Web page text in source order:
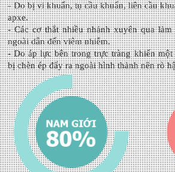
- Do bị vi khuẩn, tụ cầu khuẩn, liên cầu
apxe.
- Các cơ thắt nhiều nhánh xuyên qua
ngoài dẫn đến viêm nhiễm.
- Do áp lực bên trong trực tràng khiến
bị chèn ép đẩy ra ngoài hình thành nên rò